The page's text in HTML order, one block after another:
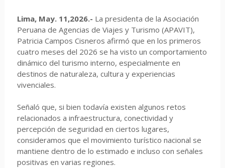
Lima, May. 11,2026.- La presidenta de la Asociación
Peruana de Agencias de Viajes y Turismo (APAVIT),
Patricia Campos Cisneros afirmó que en los primeros
cuatro meses del 2026 se ha visto un comportamiento
dinámico del turismo interno, especialmente en
destinos de naturaleza, cultura y experiencias
vivenciales.
Señaló que, si bien todavía existen algunos retos
relacionados a infraestructura, conectividad y
percepción de seguridad en ciertos lugares,
consideramos que el movimiento turístico nacional se
mantiene dentro de lo estimado e incluso con señales
positivas en varias regiones.